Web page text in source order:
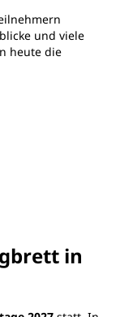
und viele
heute die
in